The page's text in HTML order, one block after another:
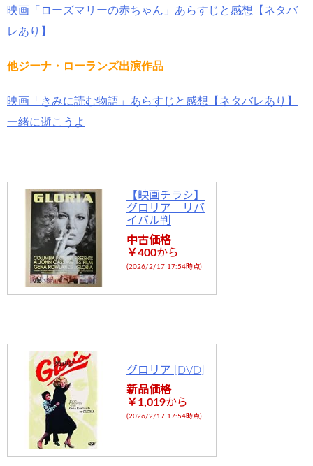
映画「ローズマリーの赤ちゃん」あらすじと感想【ネタバ
レあり】
他ジーナ・ローランズ出演作品
映画「きみに読む物語」あらすじと感想【ネタバレあり】
一緒に逝こうよ
【映画チラシ】
グロリア リバ
イバル判
中古価格
￥400から
(2026/2/17 17:54時点)
グロリア [DVD]
新品価格
￥1,019から
(2026/2/17 17:54時点)